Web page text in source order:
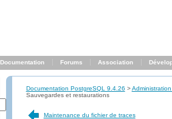
Documentation Forums Association
Documentation PostgreSQL 9.4.26 >
Sauvegardes et restaurations
Maintenance du fichier de traces